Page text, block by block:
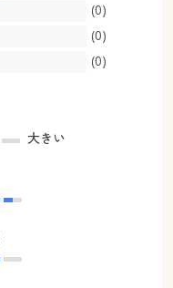
(0)
(0)
(0)
大きい